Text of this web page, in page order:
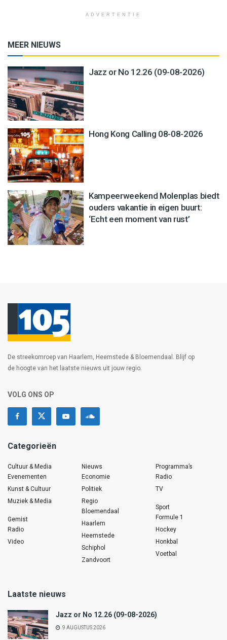
ADVERTENTIE
MEER NIEUWS
Jazz or No 12.26 (09-08-2026)
Hong Kong Calling 08-08-2026
Kampeerweekend Molenplas biedt
ouders vakantie in eigen buurt:
‘Echt een moment van rust’
De streekomroep van Haarlem, Heemstede & Bloemendaal. Blijf op
de hoogte van het laatste nieuws uit jouw regio.
VOLG ONS OP
Categorieën
Cultuur & Media
Evenementen
Kunst & Cultuur
Muziek & Media
Gemist
Radio
Video
Nieuws
Economie
Politiek
Regio
Bloemendaal
Haarlem
Heemstede
Schiphol
Zandvoort
Programma’s
Radio
TV
Sport
Formule 1
Hockey
Honkbal
Voetbal
Laatste nieuws
Jazz or No 12.26 (09-08-2026)
9 AUGUSTUS 2026